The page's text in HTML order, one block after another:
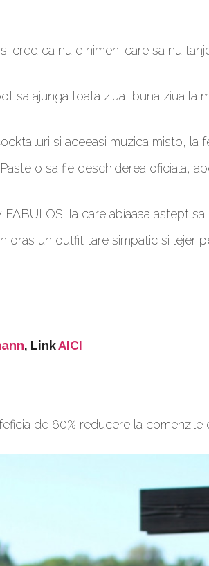
cred ca nu e nimeni care sa nu
sa ajunga toata ziua, buna ziua la
si aceeasi muzica misto, la
o sa fie deschiderea oficiala,
la care abiaaaa astept
un outfit tare simpatic si lejer
, LinkAICI
de 60% reducere la